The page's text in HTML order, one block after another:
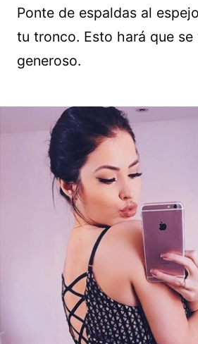
Ponte de espaldas al
tu tronco. Esto hará que se
generoso.